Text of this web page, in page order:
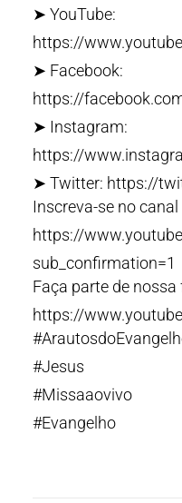
➤ YouTube:
https://
➤ Facebook:
https://
➤ Instagram:
https://
➤ Twitter: https://
Inscreva-se no
https://
sub_confirmation=1
Faça parte de
https://
#Jesus
#Missaaovivo
#Evangelho